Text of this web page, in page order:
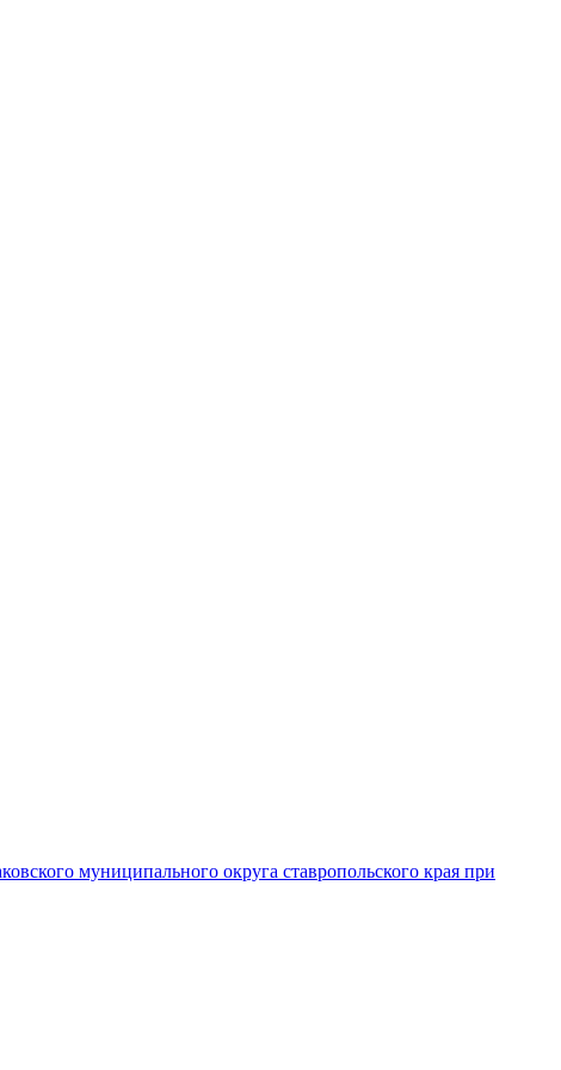
муниципального округа ставропольского края при